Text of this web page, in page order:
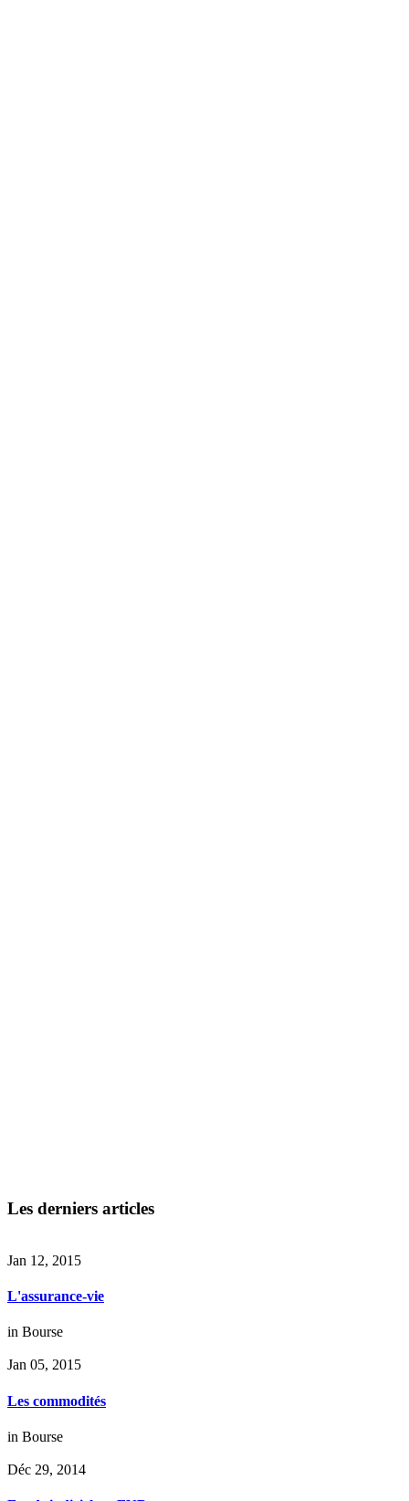
Les derniers articles
Jan 12, 2015
L'assurance-vie
in Bourse
Jan 05, 2015
Les commodités
in Bourse
Déc 29, 2014